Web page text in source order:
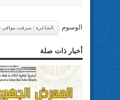
الوسوم : الشاعرة / ميرفت موافى
أخبار ذات صلة